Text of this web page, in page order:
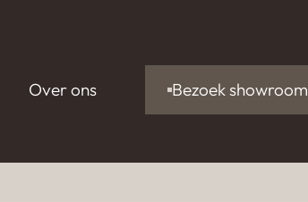
Over ons
Bezoek showroom